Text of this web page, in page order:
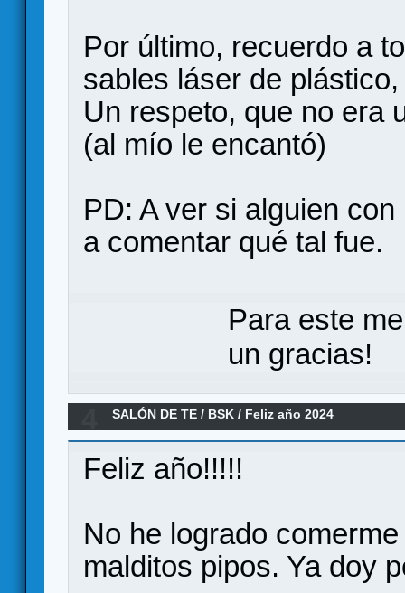
Por último, recuerdo a
sables láser de
Un respeto, que no era
(al mío le encantó)
PD: A ver si alguien
a comentar qué tal fue.
Para este
un gracias!
SALÓN DE TE / BSK / Feliz año 2024
Feliz año!!!!!
No he logrado
malditos pipos. Ya doy